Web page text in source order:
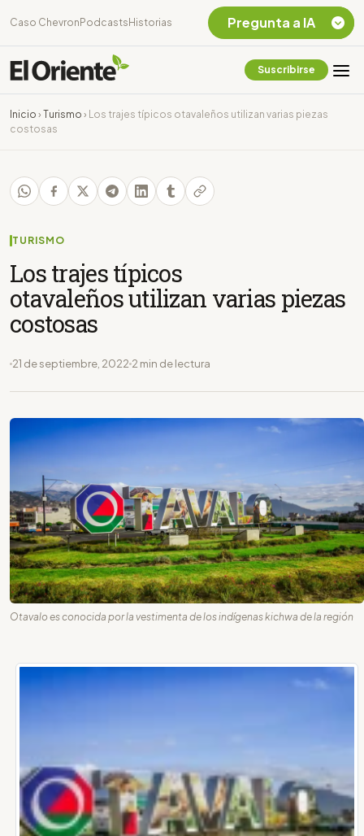
Caso Chevron Podcasts Historias
Suscribirse
Inicio › Turismo ›
Los trajes típicos otavaleños utilizan varias piezas
costosas
TURISMO
Los trajes típicos
otavaleños utilizan varias piezas
costosas
21 de septiembre, 2022 2 min de lectura
Otavalo es conocida por la vestimenta de los indígenas kichwa de la región
Pregunta a IA
Chevron Ecuador